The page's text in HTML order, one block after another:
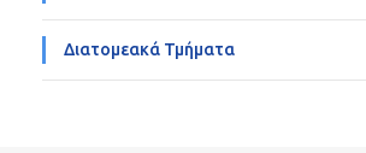
Διατομεακά Τμήματα